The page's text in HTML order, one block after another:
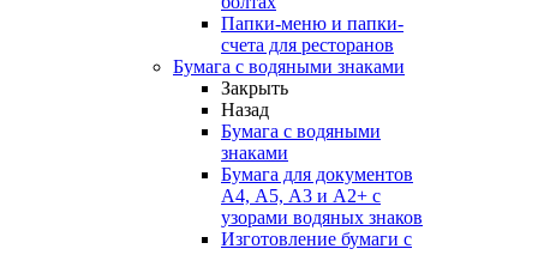
Папки-меню и папки-
счета для ресторанов
Бумага с водяными знаками
Закрыть
Назад
Бумага с водяными
знаками
Бумага для документов
А4, А5, А3 и А2+ с
узорами водяных знаков
Изготовление бумаги с